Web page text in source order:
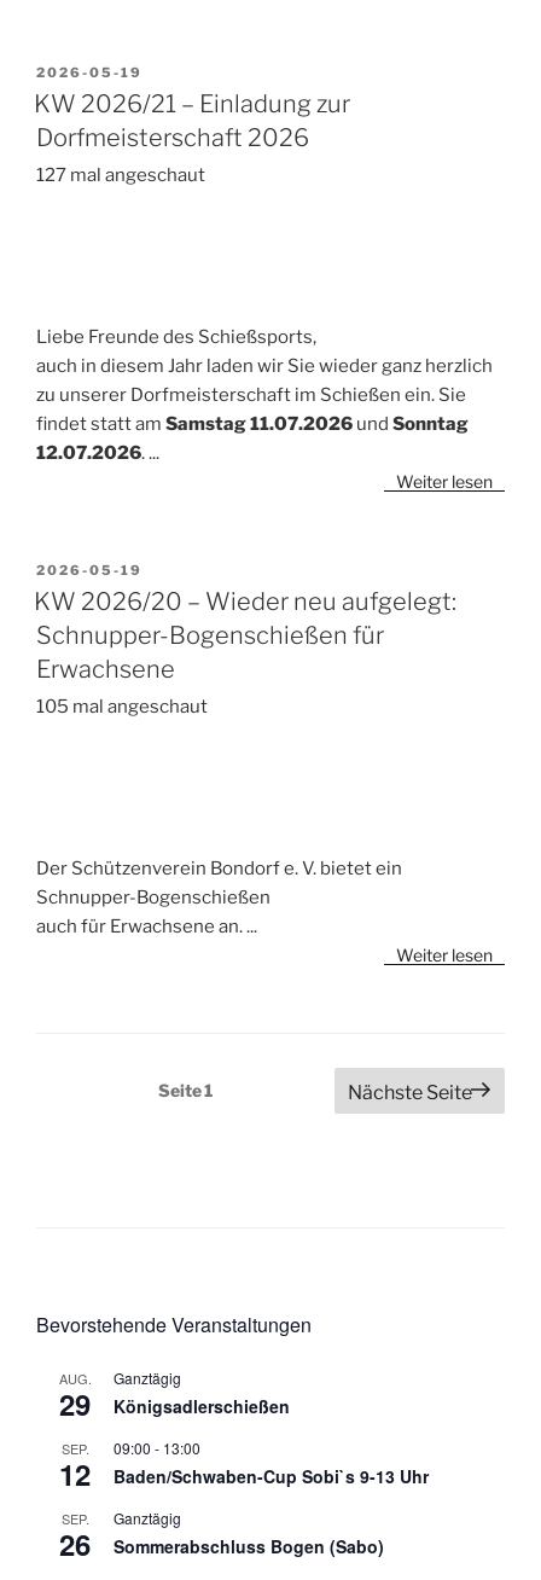
VERÖFFENTLICHT
AM
2026-05-19
KW 2026/21 – Einladung zur
Dorfmeisterschaft 2026
127 mal angeschaut
Liebe Freunde des Schießsports,
auch in diesem Jahr laden wir Sie wieder ganz herzlich
zu unserer Dorfmeisterschaft im Schießen ein. Sie
findet statt am Samstag 11.07.2026 und Sonntag
12.07.2026....
Weiter lesen
VERÖFFENTLICHT
AM
2026-05-19
KW 2026/20 – Wieder neu aufgelegt:
Schnupper-Bogenschießen für
Erwachsene
105 mal angeschaut
Der Schützenverein Bondorf e. V. bietet ein
Schnupper-Bogenschießen
auch für Erwachsene an....
Weiter lesen
Seitennummerierung
Seite1 Nächste Seite
Bevorstehende Veranstaltungen
AUG.
29
Ganztägig
Königsadlerschießen
SEP.
12
09:00 - 13:00
Baden/Schwaben-Cup Sobi`s 9-13 Uhr
SEP.
26
Ganztägig
Sommerabschluss Bogen (Sabo)